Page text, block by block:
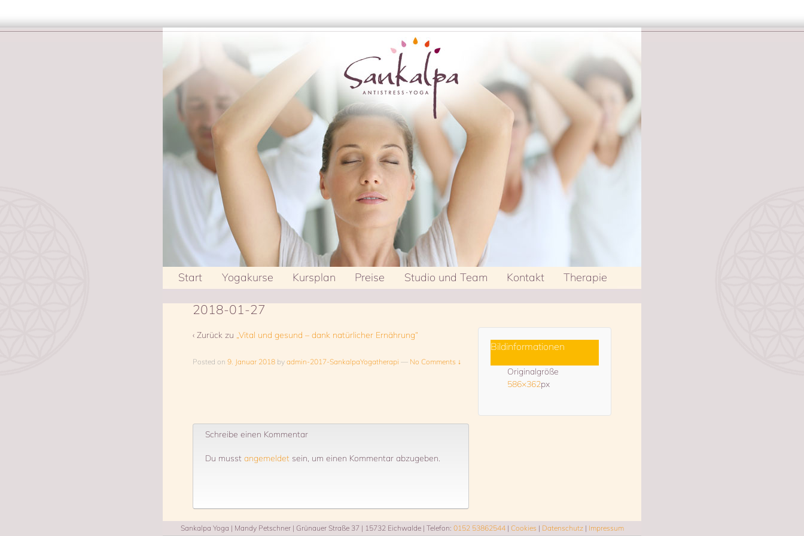
Start Yogakurse Kursplan Preise Studio und Team Kontakt Therapie
2018-01-27
‹ Zurück zu „Vital und gesund – dank natürlicher Ernährung“
Posted on 9. Januar 2018 by admin-2017-SankalpaYogatherapi — No Comments ↓
Schreibe einen Kommentar
Du musst angemeldet sein, um einen Kommentar abzugeben.
Bildinformationen
Originalgröße
586×362px
Sankalpa Yoga | Mandy Petschner | Grünauer Straße 37 | 15732 Eichwalde | Telefon: 0152 53862544| Cookies| Datenschutz| Impressum